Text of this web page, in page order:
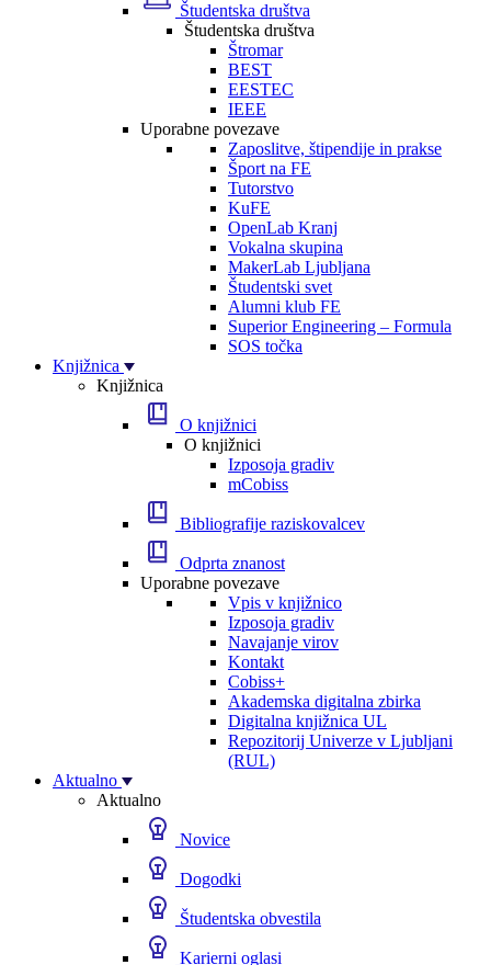
Študentska društva
Študentska društva
Štromar
BEST
EESTEC
IEEE
Uporabne povezave
Zaposlitve, štipendije in prakse
Šport na FE
Tutorstvo
KuFE
OpenLab Kranj
Vokalna skupina
MakerLab Ljubljana
Študentski svet
Alumni klub FE
Superior Engineering – Formula
SOS točka
Knjižnica
Knjižnica
O knjižnici
O knjižnici
Izposoja gradiv
mCobiss
Bibliografije raziskovalcev
Odprta znanost
Uporabne povezave
Vpis v knjižnico
Izposoja gradiv
Navajanje virov
Kontakt
Cobiss+
Akademska digitalna zbirka
Digitalna knjižnica UL
Repozitorij Univerze v Ljubljani
(RUL)
Aktualno
Aktualno
Novice
Dogodki
Študentska obvestila
Karierni oglasi